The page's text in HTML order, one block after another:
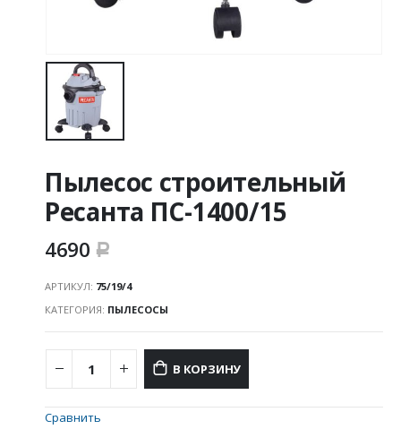
Пылесос строительный
Ресанта ПС-1400/15
4690 Р
АРТИКУЛ: 75/19/4
КАТЕГОРИЯ: ПЫЛЕСОСЫ
В КОРЗИНУ
Сравнить